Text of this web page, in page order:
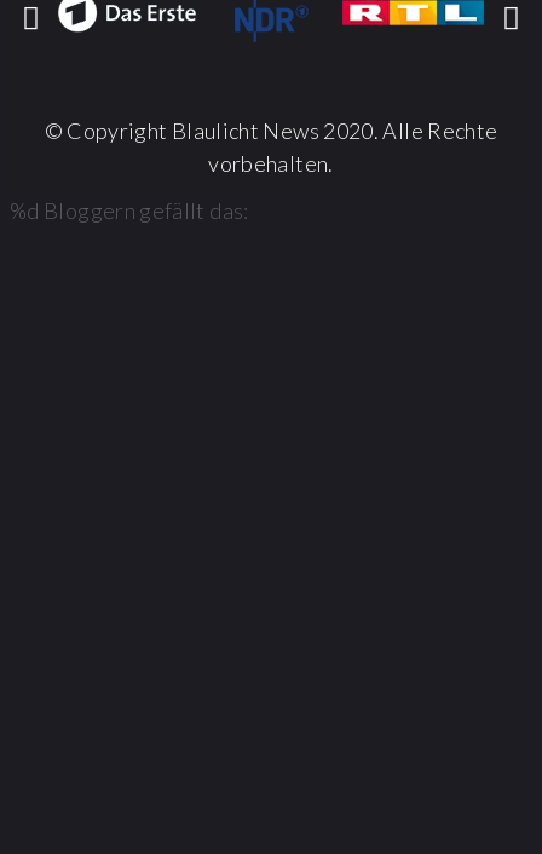
© Copyright Blaulicht News 2020. Alle Rechte
vorbehalten.
%d Bloggern gefällt das: